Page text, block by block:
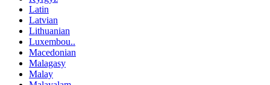
Latin
Latvian
Lithuanian
Luxembou..
Macedonian
Malagasy
Malay